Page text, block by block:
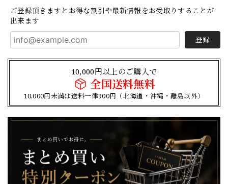
ご登録頂きますとお得な割引や最新情報をお受取りすることが
出来ます
登録
10,000円以上のご購入で
全国送料無料
10,000円未満は送料一律900円（北海道・沖縄・離島以外）